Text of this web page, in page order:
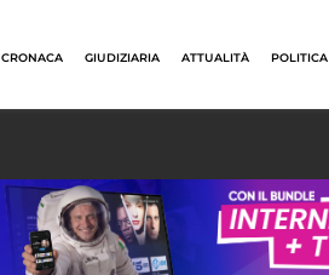
CRONACA GIUDIZIARIA ATTUALITÀ POLITICA